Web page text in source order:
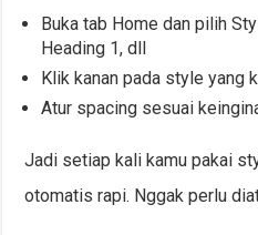
Buka tab Home dan pilih
Heading 1, dll
Klik kanan pada style yang
Atur spacing sesuai
Jadi setiap kali kamu pakai
otomatis rapi. Nggak perlu